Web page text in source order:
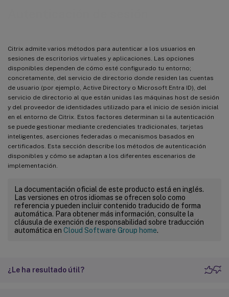
Citrix admite varios métodos para autenticar a los usuarios en
sesiones de escritorios virtuales y aplicaciones. Las opciones
disponibles dependen de cómo esté configurado tu entorno;
concretamente, del servicio de directorio donde residen las cuentas
de usuario (por ejemplo, Active Directory o Microsoft Entra ID), del
servicio de directorio al que están unidas las máquinas host de sesión
y del proveedor de identidades utilizado para el inicio de sesión inicial
en el entorno de Citrix. Estos factores determinan si la autenticación
se puede gestionar mediante credenciales tradicionales, tarjetas
inteligentes, aserciones federadas o mecanismos basados en
certificados. Esta sección describe los métodos de autenticación
disponibles y cómo se adaptan a los diferentes escenarios de
implementación.
La documentación oficial de este producto está en inglés.
Las versiones en otros idiomas se ofrecen solo como
referencia y pueden incluir contenido traducido de forma
automática. Para obtener más información, consulte la
cláusula de exención de responsabilidad sobre traducción
automática en Cloud Software Group home.
¿Le ha resultado útil?